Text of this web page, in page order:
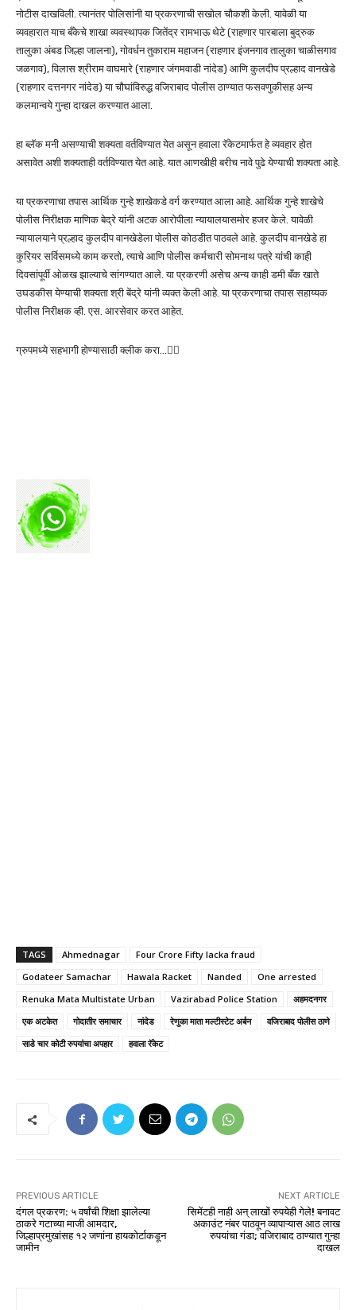
नोटीस दाखविली. त्यानंतर पोलिसांनी या प्रकरणाची सखोल चौकशी केली. यावेळी या
व्यवहारात याच बँकेचे शाखा व्यवस्थापक जितेंद्र रामभाऊ थेटे (राहणार पारबाला बुद्रुक
तालुका अंबड जिल्हा जालना), गोवर्धन तुकाराम महाजन (राहणार इंजनगाव तालुका चाळीसगाव
जळगाव), विलास श्रीराम वाघमारे (राहणार जंगमवाडी नांदेड) आणि कुलदीप प्रल्हाद वानखेडे
(राहणार दत्तनगर नांदेड) या चौघांविरुद्ध वजिराबाद पोलीस ठाण्यात फसवणुकीसह अन्य
कलमान्वये गुन्हा दाखल करण्यात आला.
हा ब्लॅक मनी असण्याची शक्यता वर्तविण्यात येत असून हवाला रॅकेटमार्फत हे व्यवहार होत
असावेत अशी शक्यताही वर्तविण्यात येत आहे. यात आणखीही बरीच नावे पुढे येण्याची शक्यता आहे.
या प्रकरणाचा तपास आर्थिक गुन्हे शाखेकडे वर्ग करण्यात आला आहे. आर्थिक गुन्हे शाखेचे
पोलीस निरीक्षक माणिक बेद्रे यांनी अटक आरोपीला न्यायालयासमोर हजर केले. यावेळी
न्यायालयाने प्रल्हाद कुलदीप वानखेडेला पोलीस कोठडीत पाठवले आहे. कुलदीप वानखेडे हा
कुरियर सर्विसमध्ये काम करतो, त्याचे आणि पोलीस कर्मचारी सोमनाथ पत्रे यांची काही
दिवसांपूर्वी ओळख झाल्याचे सांगण्यात आले. या प्रकरणी असेच अन्य काही डमी बँक खाते
उघडकीस येण्याची शक्यता श्री बेंद्रे यांनी व्यक्त केली आहे. या प्रकरणाचा तपास सहाय्यक
पोलीस निरीक्षक व्ही. एस. आरसेवार करत आहेत.
ग्रुपमध्ये सहभागी होण्यासाठी क्लीक करा…👆🏻
TAGS Ahmednagar
Four Crore Fifty lacka fraud
Godateer Samachar
Hawala Racket Nanded
One arrested
Renuka Mata Multistate Urban
Vazirabad Police Station
अहमदनगर
एक अटकेत
गोदातीर समाचार नांदेड रेणुका माता मल्टीस्टेट अर्बन
वजिराबाद पोलीस ठाणे
साडे चार कोटी रुपयांचा अपहार
हवाला रॅकेट
PREVIOUS ARTICLE
दंगल प्रकरण: ५ वर्षांची शिक्षा झालेल्या
ठाकरे गटाच्या माजी आमदार,
जिल्हाप्रमुखांसह १२ जणांना हायकोर्टाकडून
जामीन
NEXT ARTICLE
सिमेंटही नाही अन् लाखों रुपयेही गेले! बनावट
अकाउंट नंबर पाठवून व्यापाऱ्यास आठ लाख
रुपयांचा गंडा; वजिराबाद ठाण्यात गुन्हा
दाखल